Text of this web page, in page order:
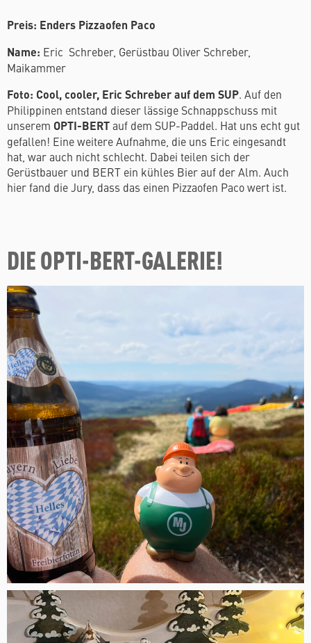
Preis: Enders Pizzaofen Paco
Name: Eric Schreber, Gerüstbau Oliver Schreber,
Maikammer
Foto: Cool, cooler, Eric Schreber auf dem SUP. Auf den
Philippinen entstand dieser lässige Schnappschuss mit
unserem OPTI-BERTauf dem SUP-Paddel. Hat uns echt gut
gefallen! Eine weitere Aufnahme, die uns Eric eingesandt
hat, war auch nicht schlecht. Dabei teilen sich der
Gerüstbauer und BERT ein kühles Bier auf der Alm. Auch
hier fand die Jury, dass das einen Pizzaofen Paco wert ist.
DIE OPTI-BERT-GALERIE!